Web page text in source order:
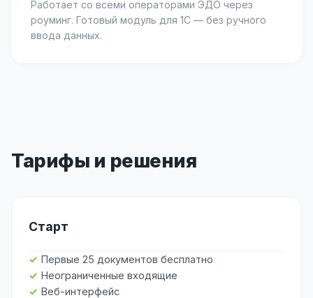
Работает со всеми операторами ЭДО через
роуминг. Готовый модуль для 1С — без ручного
ввода данных.
Тарифы и решения
Старт
Первые 25 документов бесплатно
Неограниченные входящие
Веб-интерфейс